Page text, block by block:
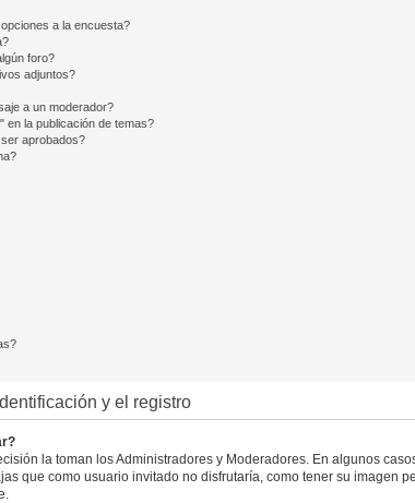
a la encuesta?
foro?
adjuntos?
a un moderador?
en la publicación de temas?
aprobados?
y el registro
la toman los Administradores y Moderadores. En algunos
que como usuario invitado no disfrutaría, como tener su imagen